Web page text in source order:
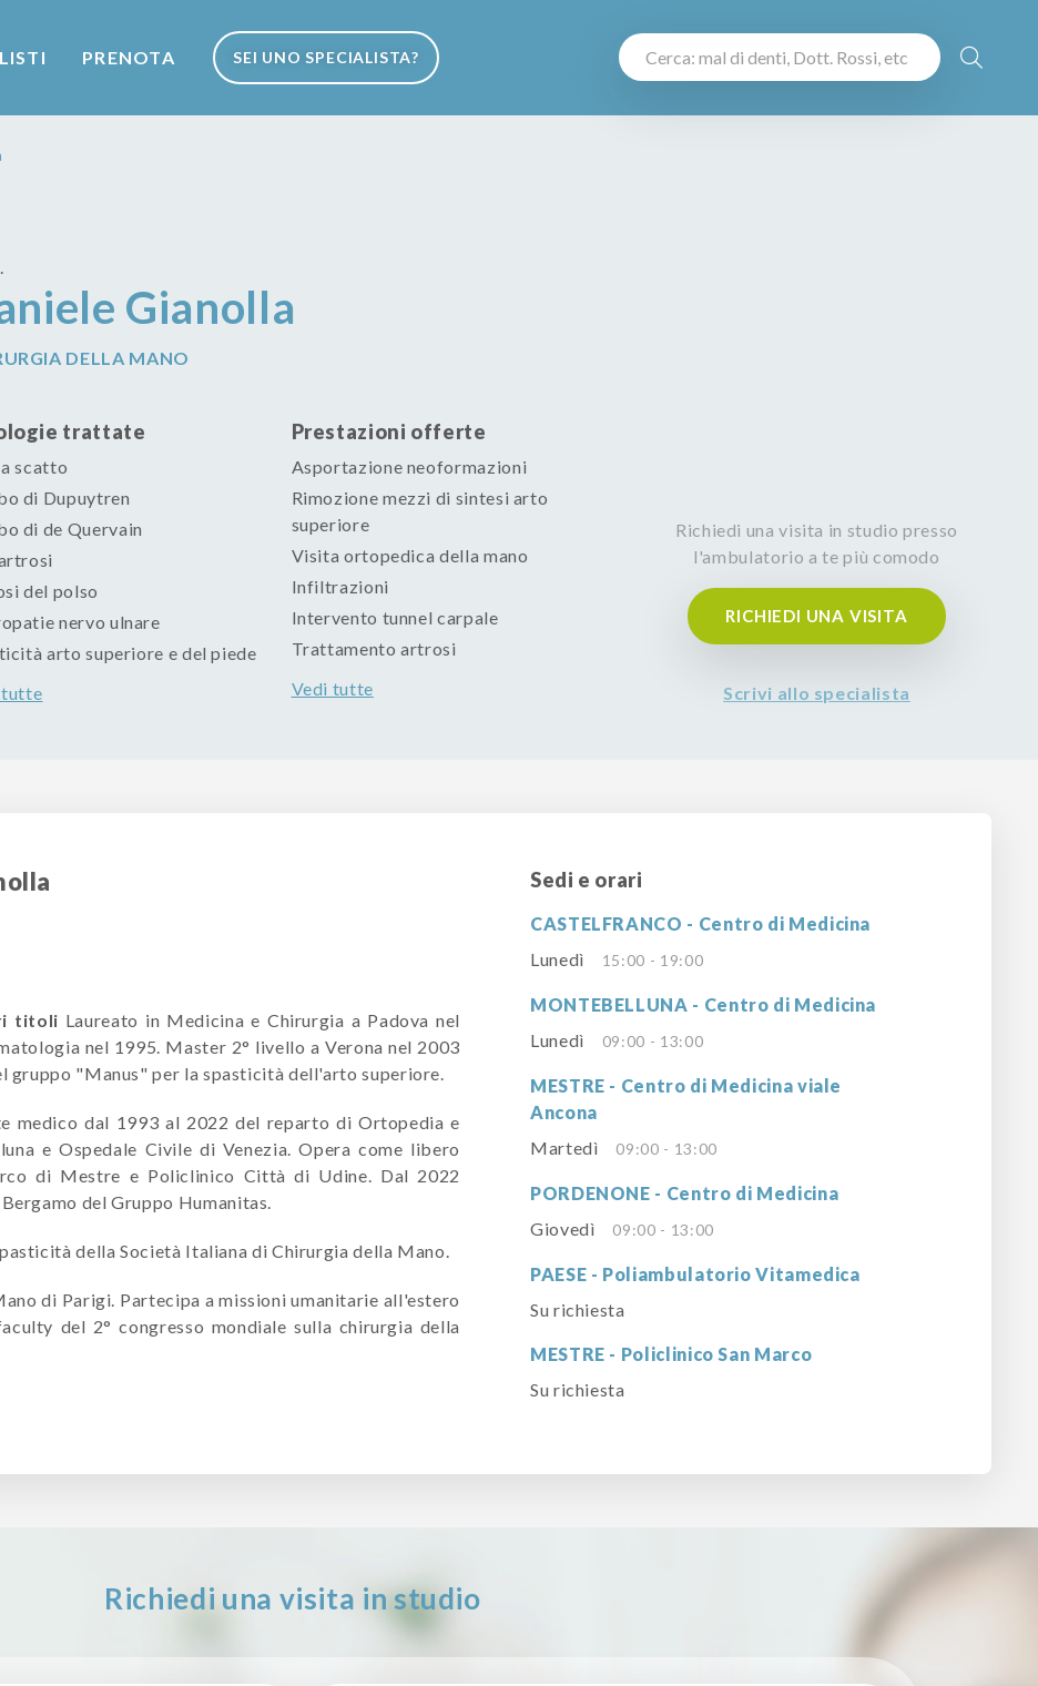
PRENOTA SEI UNO SPECIALISTA?
Gianolla
DELLA MANO
trattate
scatto
di Dupuytren
di de Quervain
del polso
nervo ulnare
arto superiore e del piede
tutte
Prestazioni offerte
Asportazione neoformazioni
Rimozione mezzi di sintesi arto
superiore
Visita ortopedica della mano
Infiltrazioni
Intervento tunnel carpale
Trattamento artrosi
Vedi tutte
Richiedi una visita in studio presso
l'ambulatorio a te più comodo
RICHIEDI UNA VISITA
Scrivi allo specialista
titoli Laureato in Medicina e Chirurgia a Padova nel
nel 1995. Master 2° livello a Verona nel 2003
gruppo "Manus" per la spasticità dell'arto superiore.
medico dal 1993 al 2022 del reparto di Ortopedia e
e Ospedale Civile di Venezia. Opera come libero
di Mestre e Policlinico Città di Udine. Dal 2022
del Gruppo Humanitas.
della Società Italiana di Chirurgia della Mano.
di Parigi. Partecipa a missioni umanitarie all'estero
del 2° congresso mondiale sulla chirurgia della
Sedi e orari
CASTELFRANCO - Centro di Medicina
Lunedì
15:00 - 19:00
MONTEBELLUNA - Centro di Medicina
Lunedì
09:00 - 13:00
MESTRE - Centro di Medicina viale
Ancona
Martedì
09:00 - 13:00
PORDENONE - Centro di Medicina
Giovedì
09:00 - 13:00
PAESE - Poliambulatorio Vitamedica
Su richiesta
MESTRE - Policlinico San Marco
Su richiesta
Richiedi una visita in studio